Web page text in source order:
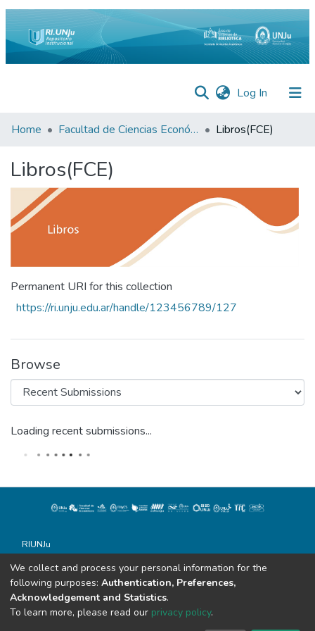
Log In (current)
Inicio
Preguntas
Frecuentes
Estadísticas
Contáctenos
Home Facultad de Ciencias Económicas Libros(FCE)
Libros(FCE)
Permanent URI for this collection
https://ri.unju.edu.ar/handle/123456789/127
Browse
Loading recent submissions...
RIUNJu
Todos los derechos reservados conforme a la Ley 11.723
Soportado por Dspace
Alvear 843
San Salvador de Jujuy (C.P. 4600)
We collect and process your personal information for the
following purposes: Authentication, Preferences,
Acknowledgement and Statistics.
To learn more, please read our privacy policy.